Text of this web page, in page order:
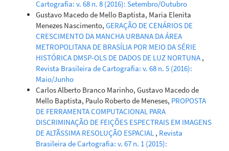
Cartografia: v. 68 n. 8 (2016): Setembro/Outubro
Gustavo Macedo de Mello Baptista, Maria Elenita
Menezes Nascimento, GERAÇÃO DE CENÁRIOS DE
CRESCIMENTO DA MANCHA URBANA DA ÁREA
METROPOLITANA DE BRASÍLIA POR MEIO DA SÉRIE
HISTÓRICA DMSP-OLS DE DADOS DE LUZ NORTUNA ,
Revista Brasileira de Cartografia: v. 68 n. 5 (2016):
Maio/Junho
Carlos Alberto Branco Marinho, Gustavo Macedo de
Mello Baptista, Paulo Roberto de Meneses, PROPOSTA
DE FERRAMENTA COMPUTACIONAL PARA
DISCRIMINAÇÃO DE FEIÇÕES ESPECTRAIS EM IMAGENS
DE ALTÃSSIMA RESOLUÇÃO ESPACIAL , Revista
Brasileira de Cartografia: v. 67 n. 1 (2015):